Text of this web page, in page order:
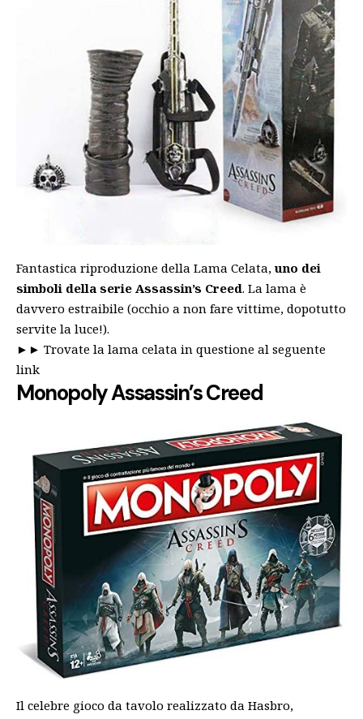
Fantastica riproduzione della Lama Celata, uno dei
simboli della serie Assassin’s Creed. La lama è
davvero estraibile (occhio a non fare vittime, dopotutto
servite la luce!).
►► Trovate la lama celata in questione al seguente
link
Monopoly Assassin’s Creed
Il celebre gioco da tavolo realizzato da Hasbro,